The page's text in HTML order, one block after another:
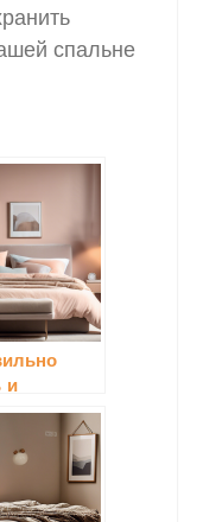
спальне
и
мебель
гид